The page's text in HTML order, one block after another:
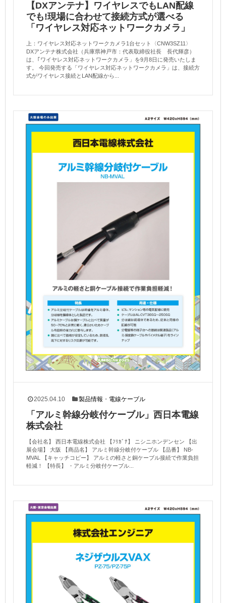
【DXアンテナ】ワイヤレスでもLAN配線
でも!現場に合わせて接続方式が選べる
「ワイヤレス対応ネットワークカメラ」
上：ワイヤレス対応ネットワークカメラ1台セット〈CNW3SZ11〉
DXアンテナ株式会社（兵庫県神戸市：代表取締役社長 長代輝彦）
は、｢ワイヤレス対応ネットワークカメラ」を9月8日に発売いたしま
す。 今回発売する「ワイヤレス対応ネットワークカメラ」は、接続方
式がワイヤレス接続とLAN配線から...
2025.04.10 製品情報 ・ 電線ケーブル
「アルミ幹線分岐付ケーブル」西日本電線
株式会社
【会社名】 西日本電線株式会社 【ﾌﾘｶﾞﾅ】 ニシニホンデンセン 【出
展会場】 大阪 【商品名】 アルミ幹線分岐付ケーブル 【品番】 NB-
MVAL 【キャッチコピー】 アルミの軽さと銅ケーブル接続で作業負担
軽減！ 【特長】 ・アルミ分岐付ケーブル...